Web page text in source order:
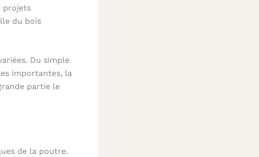
projets
du bois
Du simple
importantes, la
partie le
de la poutre.